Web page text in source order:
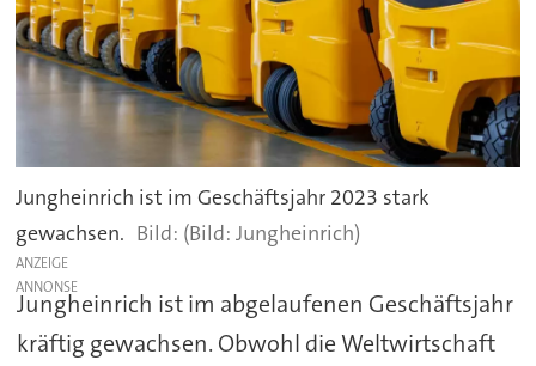
Jungheinrich ist im Geschäftsjahr 2023 stark
gewachsen.
(Bild: Jungheinrich)
ANZEIGE
Jungheinrich ist im abgelaufenen Geschäftsjahr
kräftig gewachsen. Obwohl die Weltwirtschaft